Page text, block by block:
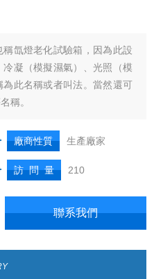
氙燈老化試驗箱，因為此設
凝（模擬濕氣）、光照（模
此名稱或者叫法。當然還可
稱。
廠商性質 生產廠家
訪 問 量 210
聯系我們